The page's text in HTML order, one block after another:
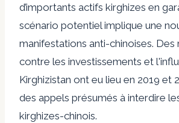
d’importants actifs kirghizes en
scénario potentiel implique une
manifestations anti-chinoises. Des
contre les investissements et
Kirghizistan ont eu lieu en 2019 et
des appels présumés à interdire
kirghizes-chinois.